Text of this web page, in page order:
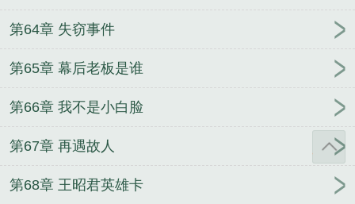
第64章 失窃事件
第65章 幕后老板是谁
第66章 我不是小白脸
第67章 再遇故人
第68章 王昭君英雄卡